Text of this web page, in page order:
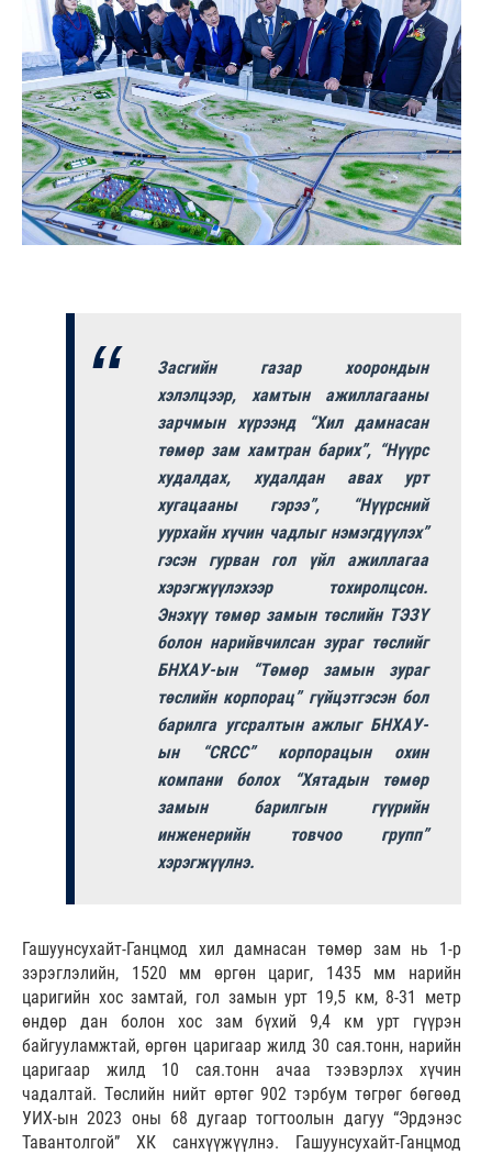
Засгийн газар хоорондын
хэлэлцээр, хамтын ажиллагааны
зарчмын хүрээнд “Хил дамнасан
төмөр зам хамтран барих”, “Нүүрс
худалдах, худалдан авах урт
хугацааны гэрээ”, “Нүүрсний
уурхайн хүчин чадлыг нэмэгдүүлэх”
гэсэн гурван гол үйл ажиллагаа
хэрэгжүүлэхээр тохиролцсон.
Энэхүү төмөр замын төслийн ТЭЗҮ
болон нарийвчилсан зураг төслийг
БНХАУ-ын “Төмөр замын зураг
төслийн корпорац” гүйцэтгэсэн бол
барилга угсралтын ажлыг БНХАУ-
ын “CRCC” корпорацын охин
компани болох “Хятадын төмөр
замын барилгын гүүрийн
инженерийн товчоо групп”
хэрэгжүүлнэ.
Гашуунсухайт-Ганцмод хил дамнасан төмөр зам нь 1-р
зэрэглэлийн, 1520 мм өргөн цариг, 1435 мм нарийн
царигийн хос замтай, гол замын урт 19,5 км, 8-31 метр
өндөр дан болон хос зам бүхий 9,4 км урт гүүрэн
байгууламжтай, өргөн царигаар жилд 30 сая.тонн, нарийн
царигаар жилд 10 сая.тонн ачаа тээвэрлэх хүчин
чадалтай. Төслийн нийт өртөг 902 тэрбум төгрөг бөгөөд
УИХ-ын 2023 оны 68 дугаар тогтоолын дагуу “Эрдэнэс
Тавантолгой” ХК санхүүжүүлнэ. Гашуунсухайт-Ганцмод